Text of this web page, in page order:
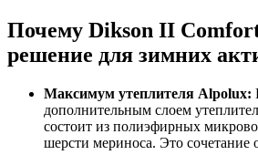
Почему Dikson II
решение для зимних
Максимум утеплителя Alpolux:
дополнительным слоем
состоит из полиэфирных
шерсти мериноса. Это сочетание